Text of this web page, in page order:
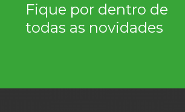
Fique por dentro de
todas as novidades